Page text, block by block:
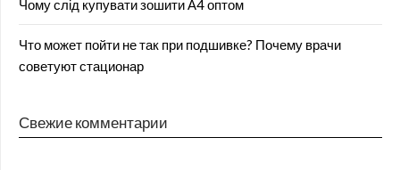
Чому слід купувати зошити А4 оптом
Что может пойти не так при подшивке? Почему врачи
советуют стационар
Свежие комментарии